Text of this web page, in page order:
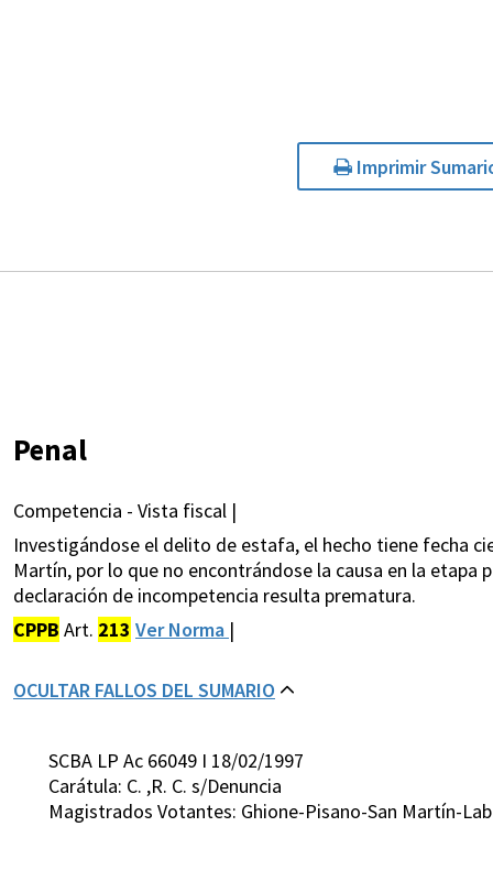
Imprimir
Penal
Competencia - Vista fiscal |
Investigándose el delito de estafa, el hecho tiene fecha
Martín, por lo que no encontrándose la causa en la etapa
declaración de incompetencia resulta prematura.
CPPB Art. 213 Ver Norma |
OCULTAR FALLOS DEL SUMARIO
SCBA LP Ac 66049 I 18/02/1997
Carátula: C. ,R. C. s/Denuncia
Magistrados Votantes: Ghione-Pisano-San Martín-